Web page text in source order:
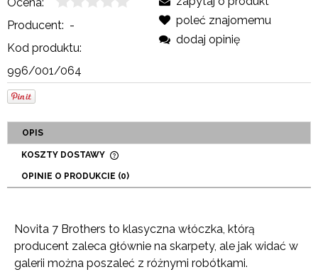
Producent: -
Kod produktu:
996/001/064
poleć znajomemu
dodaj opinię
OPIS
KOSZTY DOSTAWY
PŁATNOŚCI
OPINIE O PRODUKCIE (0)
Novita 7 Brothers to klasyczna włóczka, którą
producent zaleca głównie na skarpety, ale jak widać w
galerii można poszaleć z różnymi robótkami.